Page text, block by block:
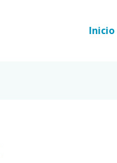
Inicio